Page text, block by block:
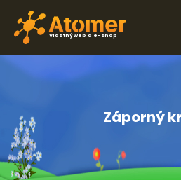
Vlastný web a e-shop
Záporný